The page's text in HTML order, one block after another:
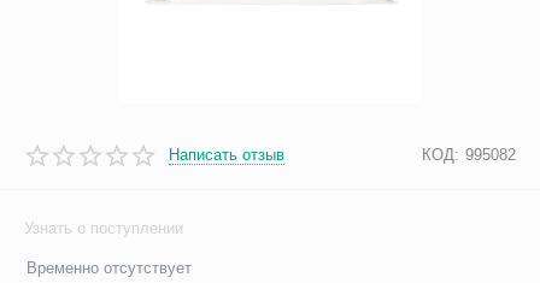
Написать отзыв КОД: 995082
Узнать о поступлении
Временно отсутствует